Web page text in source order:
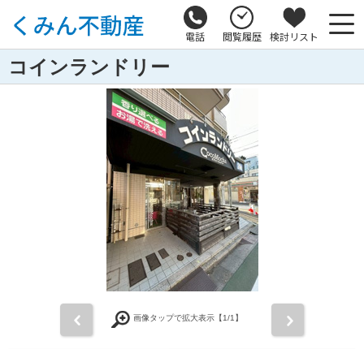
電話 閲覧履歴 検討リスト
コインランドリー
画像タップで拡大表示【1/1】